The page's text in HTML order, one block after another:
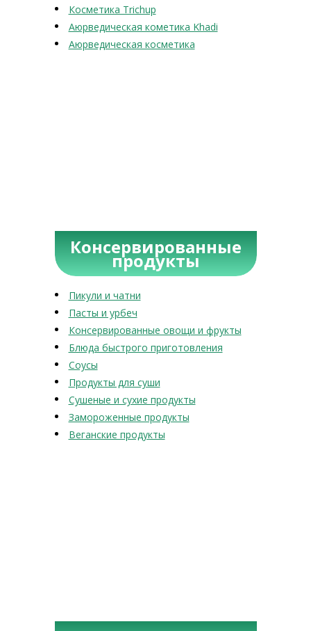
Косметика Trichup
Аюрведическая кометика Khadi
Аюрведическая косметика
Консервированные
продукты
Пикули и чатни
Пасты и урбеч
Консервированные овощи и фрукты
Блюда быстрого приготовления
Соусы
Продукты для суши
Сушеные и сухие продукты
Замороженные продукты
Веганские продукты